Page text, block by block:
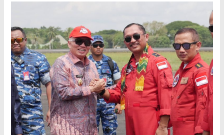
JAT,
Gubernur
Muhidin
Puji
Profesionalisme
Penerbang
TNI
AU